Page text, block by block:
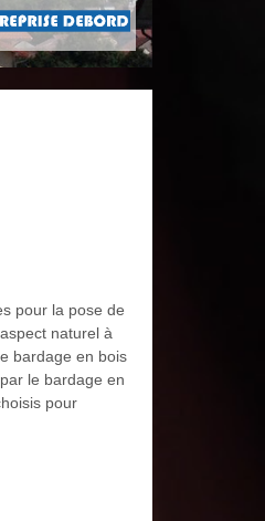
pour la pose de
naturel à
bardage en bois
le bardage en
pour